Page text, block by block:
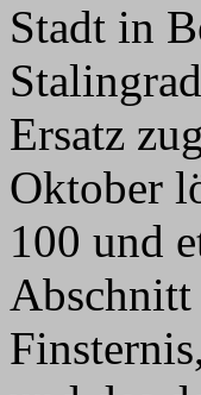
Stadt in
Ersatz
Oktober
100 und
Abschnitt